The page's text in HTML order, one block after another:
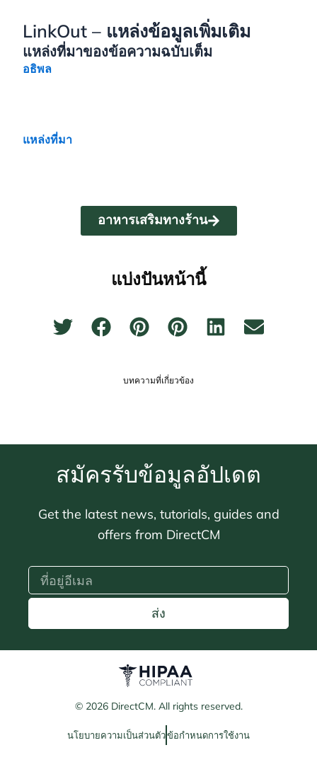
LinkOut – แหล่งข้อมูลเพิ่มเติม
แหล่งที่มาของข้อความฉบับเต็ม
อธิพล
แหล่งที่มา
อาหารเสริมทางร้าน
แบ่งปันหน้านี้
บทความที่เกี่ยวข้อง
สมัครรับข้อมูลอัปเดต
Get the latest news, tutorials, guides and
offers from DirectCM
ส่ง
© 2026 DirectCM. All rights reserved.
นโยบายความเป็นส่วนตัวข้อกำหนดการใช้งาน